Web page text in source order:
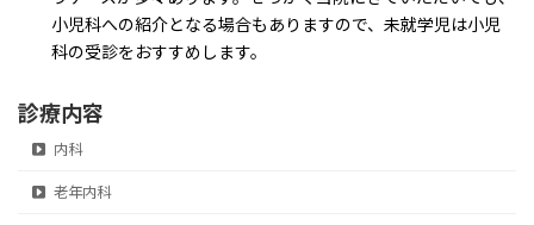
小児科への紹介となる場合もありますので、未就学児は小児
科の受診をおすすめします。
診療内容
内科
老年内科